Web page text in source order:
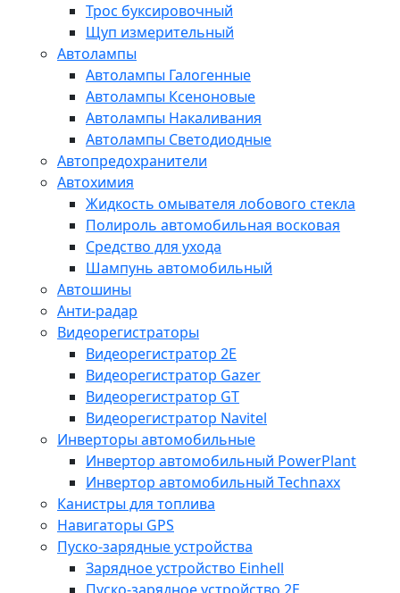
Трос буксировочный
Щуп измерительный
Автолампы
Автолампы Галогенные
Автолампы Ксеноновые
Автолампы Накаливания
Автолампы Светодиодные
Автопредохранители
Автохимия
Жидкость омывателя лобового стекла
Полироль автомобильная восковая
Средство для ухода
Шампунь автомобильный
Автошины
Анти-радар
Видеорегистраторы
Видеорегистратор 2E
Видеорегистратор Gazer
Видеорегистратор GT
Видеорегистратор Navitel
Инверторы автомобильные
Инвертор автомобильный PowerPlant
Инвертор автомобильный Technaxx
Канистры для топлива
Навигаторы GPS
Пуско-зарядные устройства
Зарядное устройство Einhell